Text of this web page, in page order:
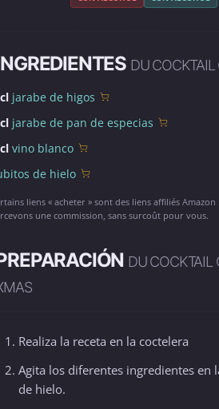
DU
jarabe de higos
jarabe de pan de especias
vino blanco
de hielo
liens « acheter » sont des liens affiliés
une commission, sans surcoût pour vous.
DU COCKTAIL
Realiza la receta en la coctelera
Agita los diferentes ingredientes en
de hielo.